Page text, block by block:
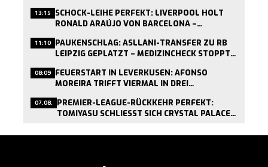
13:15 SCHOCK-LEIHE PERFEKT: LIVERPOOL HOLT
RONALD ARAÚJO VON BARCELONA –
11:10 PAUKENSCHLAG: ASLLANI-TRANSFER ZU RB
LEIPZIG GEPLATZT – MEDIZINCHECK STOPPT
08:09 FEUERSTART IN LEVERKUSEN: AFONSO
MOREIRA TRIFFT VIERMAL IN DREI
07.08. PREMIER-LEAGUE-RÜCKKEHR PERFEKT:
TOMIYASU SCHLIESST SICH CRYSTAL PALACE A